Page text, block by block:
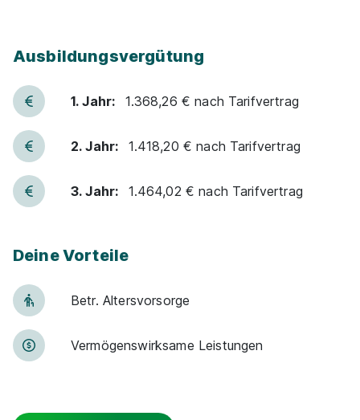
Ausbildungsvergütung
1. Jahr: 1.368,26 € nach Tarifvertrag
2. Jahr: 1.418,20 € nach Tarifvertrag
3. Jahr: 1.464,02 € nach Tarifvertrag
Deine Vorteile
Betr. Alters­vor­sorge
Vermögens­wirksame Leistungen